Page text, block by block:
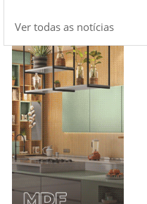
Ver todas as notícias